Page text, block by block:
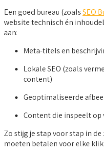
Een goed bureau (zoalsSEO
website technisch én
aan:
Meta-titels en
Lokale SEO (zoals
content)
Geoptimaliseerde
Content die inspeelt op
Zo stijg je stap voor stap in
moeten betalen voor elke klik.